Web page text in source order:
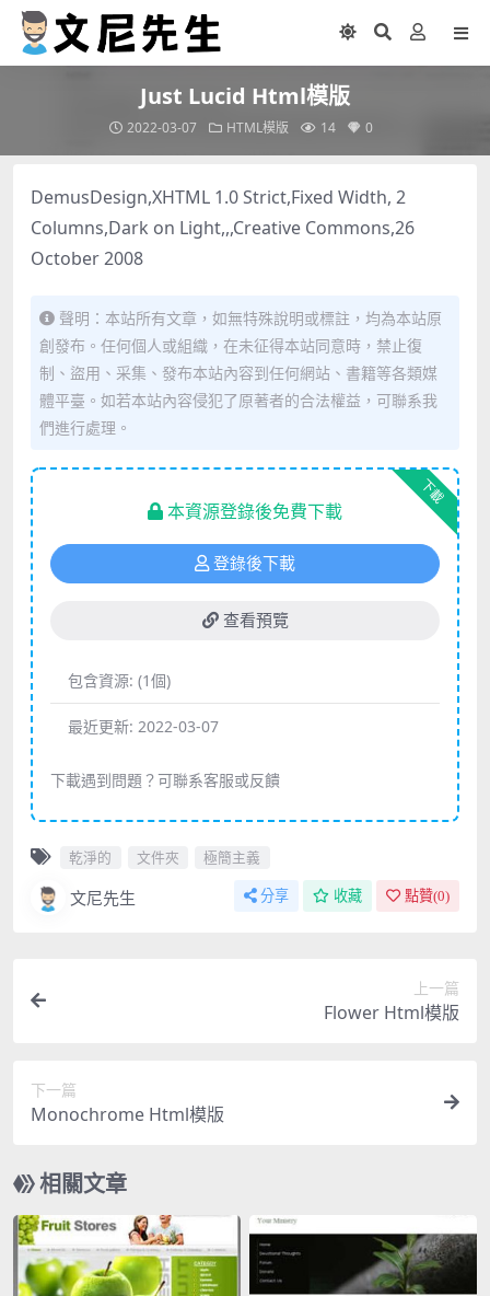
Just Lucid Html模版
2022-03-07 HTML模版 14 0
DemusDesign,XHTML 1.0 Strict,Fixed Width, 2
Columns,Dark on Light,,,Creative Commons,26
October 2008
聲明：本站所有文章，如無特殊說明或標註，均為本站原
創發布。任何個人或組織，在未征得本站同意時，禁止復
制、盜用、采集、發布本站內容到任何網站、書籍等各類媒
體平臺。如若本站內容侵犯了原著者的合法權益，可聯系我
們進行處理。
下載
本資源登錄後免費下載
登錄後下載
查看預覽
包含資源: (1個)
最近更新: 2022-03-07
下載遇到問題？可聯系客服或反饋
乾淨的 文件夾 極簡主義
文尼先生 分享 收藏 點贊(0)
上一篇
Flower Html模版
下一篇
Monochrome Html模版
相關文章